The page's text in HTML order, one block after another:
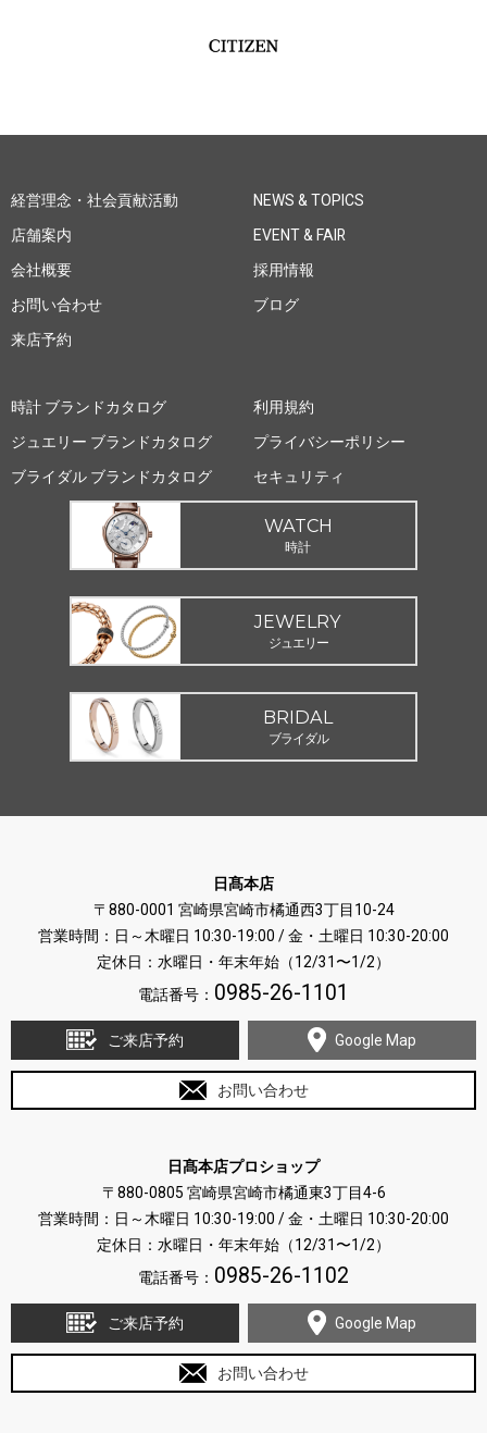
経営理念・社会貢献活動
店舗案内
会社概要
お問い合わせ
来店予約
NEWS & TOPICS
EVENT & FAIR
採用情報
ブログ
時計 ブランドカタログ
ジュエリー ブランドカタログ
ブライダル ブランドカタログ
利用規約
プライバシーポリシー
セキュリティ
WATCH
時計
JEWELRY
ジュエリー
BRIDAL
ブライダル
日髙本店
〒880-0001 宮崎県宮崎市橘通西3丁目10-24
営業時間：日～木曜日 10:30-19:00 / 金・土曜日 10:30-20:00
定休日：水曜日・年末年始（12/31〜1/2）
電話番号： 0985-26-1101
ご来店予約 Google Map
お問い合わせ
日髙本店プロショップ
〒880-0805 宮崎県宮崎市橘通東3丁目4-6
営業時間：日～木曜日 10:30-19:00 / 金・土曜日 10:30-20:00
定休日：水曜日・年末年始（12/31〜1/2）
電話番号： 0985-26-1102
ご来店予約 Google Map
お問い合わせ